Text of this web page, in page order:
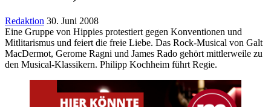
Redaktion 30. Juni 2008
Eine Gruppe von Hippies protestiert gegen Konventionen und
Mitlitarismus und feiert die freie Liebe. Das Rock-Musical von Galt
MacDermot, Gerome Ragni und James Rado gehört mittlerweile zu
den Musical-Klassikern. Philipp Kochheim führt Regie.